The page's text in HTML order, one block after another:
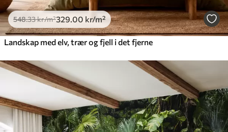
548.33kr/m²329 .00 kr/m²
Landskap med elv, trær og fjell i det fjerne